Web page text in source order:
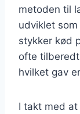
metoden til
udviklet
stykker kød
ofte
hvilket gav
I takt med